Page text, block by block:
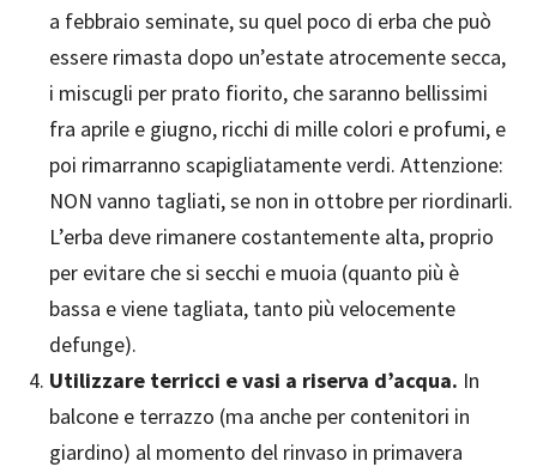
a febbraio seminate, su quel poco di erba che può
essere rimasta dopo un’estate atrocemente secca,
i miscugli per prato fiorito, che saranno bellissimi
fra aprile e giugno, ricchi di mille colori e profumi, e
poi rimarranno scapigliatamente verdi. Attenzione:
NON vanno tagliati, se non in ottobre per riordinarli.
L’erba deve rimanere costantemente alta, proprio
per evitare che si secchi e muoia (quanto più è
bassa e viene tagliata, tanto più velocemente
defunge).
Utilizzare terricci e vasi a riserva d’acqua. In
balcone e terrazzo (ma anche per contenitori in
giardino) al momento del rinvaso in primavera